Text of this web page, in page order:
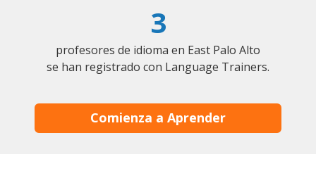
3
profesores de idioma en East Palo Alto
se han registrado con Language Trainers.
Comienza a Aprender